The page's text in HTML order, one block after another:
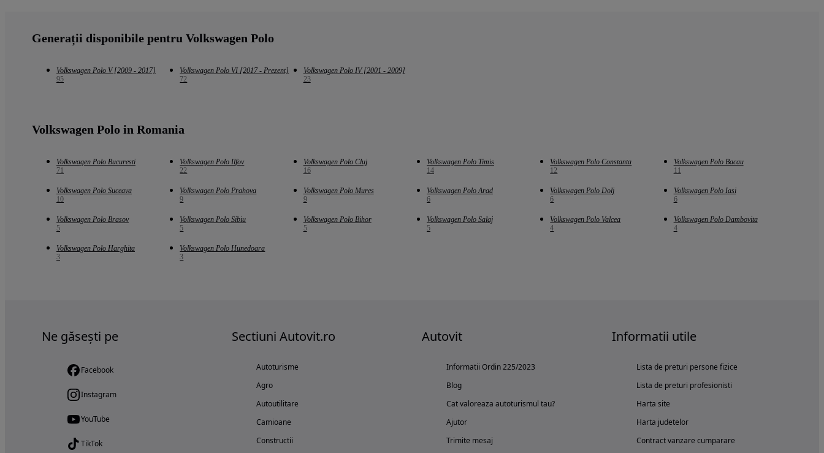
Generații disponibile pentru Volkswagen Polo
Volkswagen Polo V [2009 - 2017]
95
Volkswagen Polo VI [2017 - Prezent]
72
Volkswagen Polo IV [2001 - 2009]
23
Volkswagen Polo in Romania
Volkswagen Polo Bucuresti
71
Volkswagen Polo Ilfov
22
Volkswagen Polo Cluj
16
Volkswagen Polo Timis
14
Volkswagen Polo Constanta
12
Volkswagen Polo Bacau
11
Volkswagen Polo Suceava
10
Volkswagen Polo Prahova
9
Volkswagen Polo Mures
9
Volkswagen Polo Arad
6
Volkswagen Polo Dolj
6
Volkswagen Polo Iasi
6
Volkswagen Polo Brasov
5
Volkswagen Polo Sibiu
5
Volkswagen Polo Bihor
5
Volkswagen Polo Salaj
5
Volkswagen Polo Valcea
4
Volkswagen Polo Dambovita
4
Volkswagen Polo Harghita
3
Volkswagen Polo Hunedoara
3
Ne găsești pe
Facebook
Instagram
YouTube
TikTok
Sectiuni Autovit.ro
Autoturisme
Agro
Autoutilitare
Camioane
Constructii
Autovit
Informatii Ordin 225/2023
Blog
Cat valoreaza autoturismul tau?
Ajutor
Trimite mesaj
Informatii utile
Lista de preturi persone fizice
Lista de preturi profesionisti
Harta site
Harta judetelor
Contract vanzare cumparare